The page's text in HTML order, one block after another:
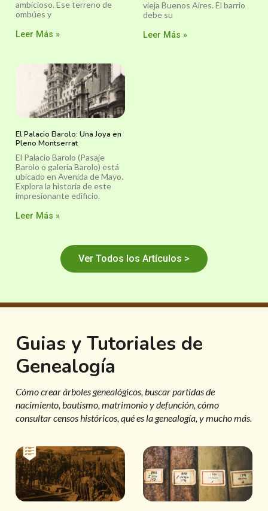
ambicioso. Ese terreno de
ombúes y
Leer Más »
vieja Buenos Aires. El barrio
debe su
Leer Más »
El Palacio Barolo: Una Joya en
Pleno Montserrat
El Palacio Barolo (Pasaje
Barolo o galería Barolo) está
ubicado en Avenida de Mayo.
Explora la historia de este
impresionante edificio.
Leer Más »
Ver Todos los Artículos >
Guias y Tutoriales de
Genealogía
Cómo crear árboles genealógicos, buscar partidas de
nacimiento, bautismo, matrimonio y defunción, cómo
consultar censos históricos, qué es la genealogía, y mucho más.